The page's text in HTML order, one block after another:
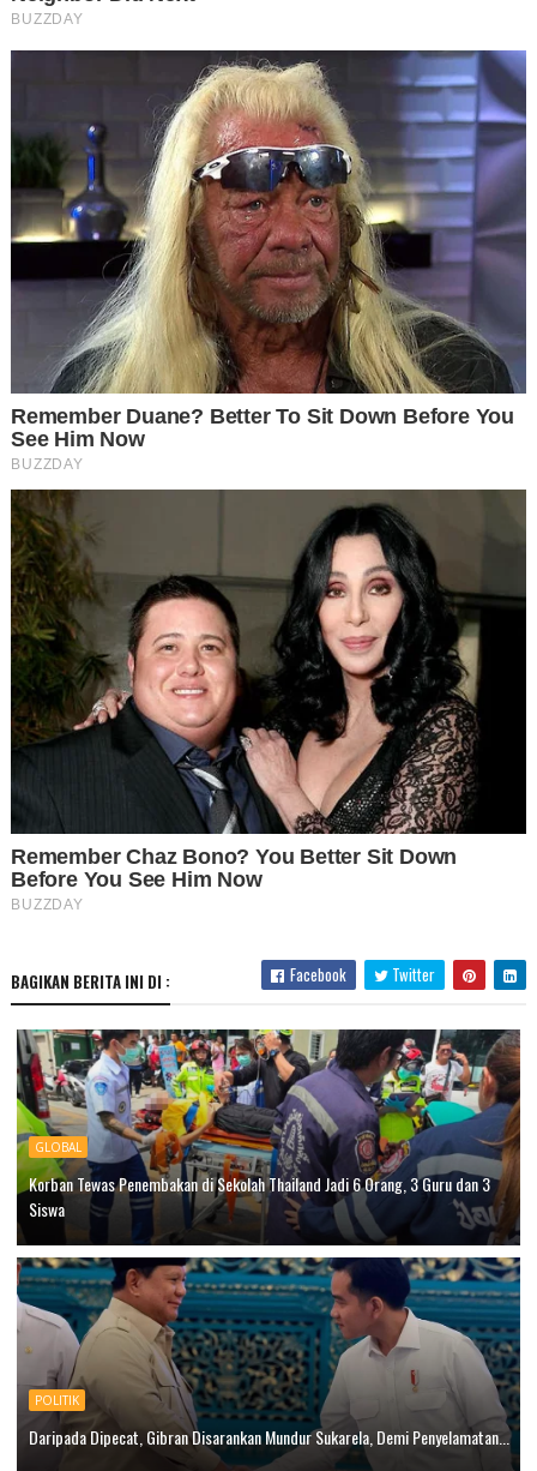
BAGIKAN BERITA INI DI : Facebook Twitter
GLOBAL
Korban Tewas Penembakan di Sekolah Thailand Jadi 6 Orang, 3 Guru dan 3
Siswa
POLITIK
Daripada Dipecat, Gibran Disarankan Mundur Sukarela, Demi Penyelamatan...